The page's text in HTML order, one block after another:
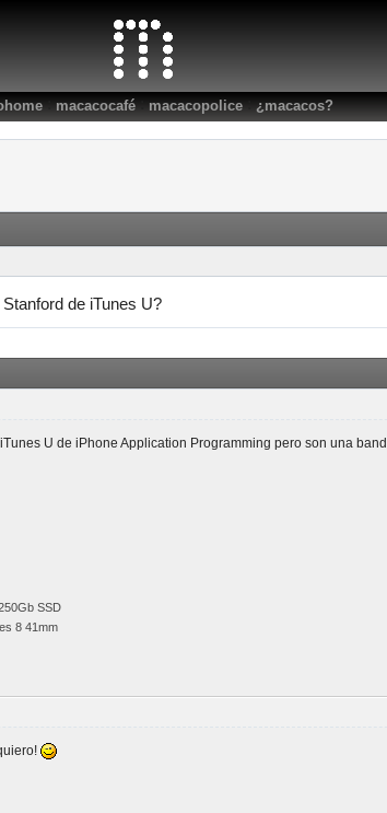
:macacocafé:macacopolice:¿macacos?
de iTunes U?
U de iPhone Application Programming pero son una
SSD
8 41mm